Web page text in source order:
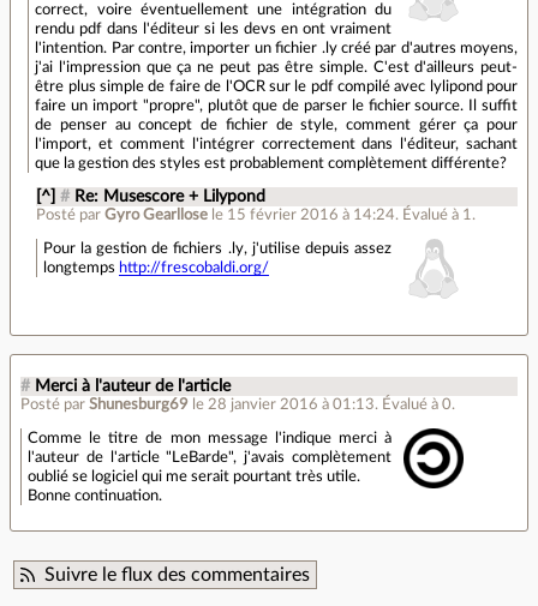
correct, voire éventuellement une intégration du
rendu pdf dans l'éditeur si les devs en ont vraiment
l'intention. Par contre, importer un fichier .ly créé par d'autres moyens,
j'ai l'impression que ça ne peut pas être simple. C'est d'ailleurs peut-
être plus simple de faire de l'OCR sur le pdf compilé avec lylipond pour
faire un import "propre", plutôt que de parser le fichier source. Il suffit
de penser au concept de fichier de style, comment gérer ça pour
l'import, et comment l'intégrer correctement dans l'éditeur, sachant
que la gestion des styles est probablement complètement différente?
[^] # Re: Musescore + Lilypond
Posté par Gyro Gearllose le 15 février 2016 à 14:24.Évalué à 1.
Pour la gestion de fichiers .ly, j'utilise depuis assez
longtemps http://frescobaldi.org/
# Merci à l'auteur de l'article
Posté par Shunesburg69 le 28 janvier 2016 à 01:13. Évalué à 0.
Comme le titre de mon message l'indique merci à
l'auteur de l'article "LeBarde", j'avais complètement
oublié se logiciel qui me serait pourtant très utile.
Bonne continuation.
Suivre le flux des commentaires